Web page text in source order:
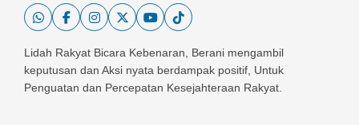
Lidah Rakyat Bicara Kebenaran, Berani mengambil
keputusan dan Aksi nyata berdampak positif, Untuk
Penguatan dan Percepatan Kesejahteraan Rakyat.